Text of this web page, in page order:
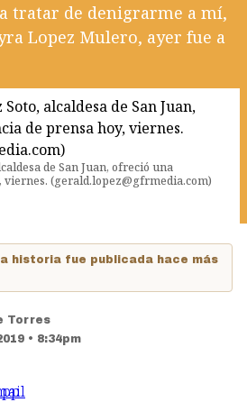
tratar de denigrarme a mí,
Lopez Mulero, ayer fue a
de San Juan, ofreció una
viernes. (gerald.lopez@gfrmedia.com)
historia fue publicada hace más
Torres
• 8:34pm